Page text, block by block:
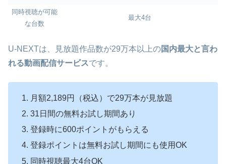
同時視聴が可能
な台数
最大4台
U-NEXTは、見放題作品数が29万本以上の国内最大と言わ
れる動画配信サービスです。
月額2,189円（税込）で29万本が見放題
31日間の無料お試し期間あり
登録時に600ポイントがもらえる
登録ポイントは無料お試し期間にも使用OK
同時視聴最大4台OK